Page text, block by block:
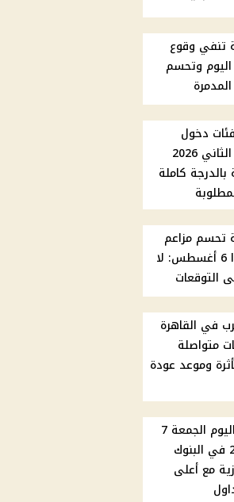
تنفي وقوع
وتحسم
دخول
امتحانات الدور الثاني 2026
بالدرجة كاملة
تحسم مزاعم
وقوع زلزال غدًا 6 أغسطس: لا
التوقعات
في القاهرة
3 ساعات متواصلة
وموعد عودة
أسعار الدولار اليوم الجمعة 7
أغسطس 2026 في البنوك
مع أعلى